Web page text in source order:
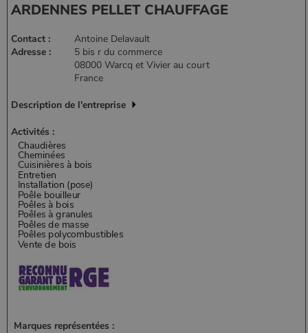
ARDENNES PELLET CHAUFFAGE
Contact :
Antoine Delavault
Adresse :
5 bis r du commerce
08000 Warcq et Vivier au court
France
Description de l'entreprise
Activités :
Marques représentées :